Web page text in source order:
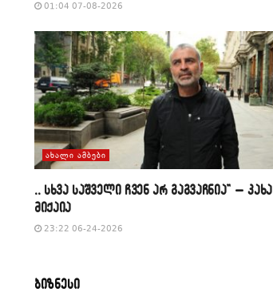
01:04 07-08-2026
ᲐᲮᲐᲚᲘ ᲐᲛᲑᲔᲑᲘ
,, სხვა საშველი ჩვენ არ გაგვაჩნია” – კახა
მიქაია
23:22 06-24-2026
ბიზნესი